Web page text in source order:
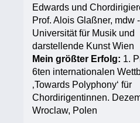
Edwards und
Prof. Alois Glaßner, mdw -
Universität für Musik und
darstellende Kunst Wien
Mein größter Erfolg: 1.
6ten internationalen
‚Towards Polyphony‘ für
Chordirigentinnen.
Wroclaw, Polen